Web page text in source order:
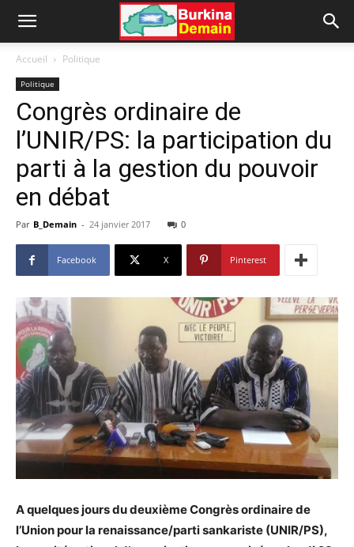
Accueil Politique
Politique
Congrès ordinaire de
l’UNIR/PS: la participation du
parti à la gestion du pouvoir
en débat
Par B_Demain - 24 janvier 2017 0
Facebook X Pinterest
A quelques jours du deuxième Congrès ordinaire de
l’Union pour la renaissance/parti sankariste (UNIR/PS),